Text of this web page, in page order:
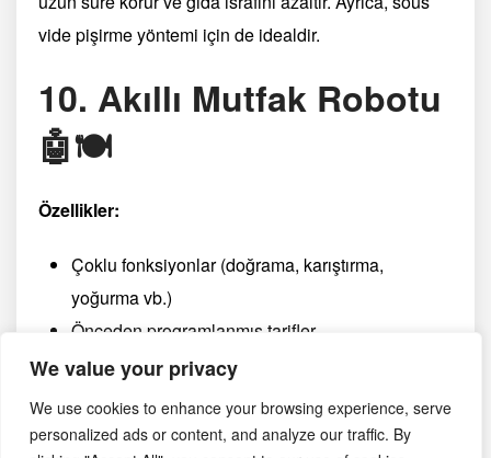
We value your privacy
We use cookies to enhance your browsing experience, serve
personalized ads or content, and analyze our traffic. By
vide pişirme yöntemi için de idealdir.
10. Akıllı Mutfak Robotu
🤖🍽️
Özellikler:
Çoklu fonksiyonlar (doğrama, karıştırma,
yoğurma vb.)
Önceden programlanmış tarifler
Kolay temizlenebilir
Faydaları:İkizler burcu, teknolojiye olan ilgisi ile
bilinir. Akıllı mutfak robotu, yemek hazırlama sürecini